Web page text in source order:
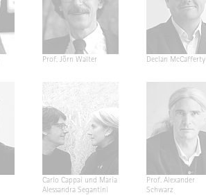
Prof. Jörn Walter Declan McCafferty
Carlo Cappai und Maria
Alessandra Segantini
Prof. Alexander
Schwarz